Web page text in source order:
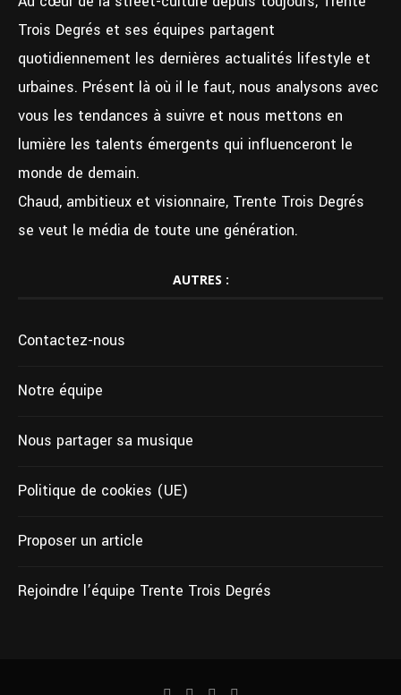
Trois Degrés et ses équipes partagent
quotidiennement les dernières actualités lifestyle et
urbaines. Présent là où il le faut, nous analysons avec
vous les tendances à suivre et nous mettons en
lumière les talents émergents qui influenceront le
monde de demain.
Chaud, ambitieux et visionnaire, Trente Trois Degrés
se veut le média de toute une génération.
AUTRES :
Contactez-nous
Notre équipe
Nous partager sa musique
Politique de cookies (UE)
Proposer un article
Rejoindre l’équipe Trente Trois Degrés